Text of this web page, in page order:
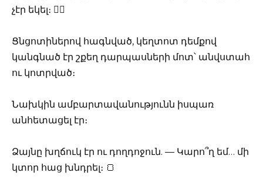
չէր եկել։ 🚶‍♀️
Ցնցոտիներով հագնված, կեղտոտ դեմքով
կանգնած էր շքեղ դարպասների մոտ՝ անվստահ
ու կոտրված։
Նախկին ամբարտավանությունն իսպառ
անհետացել էր։
Ձայնը խղճուկ էր ու դողդոջուն. — Կարո՞ղ եմ… մի
կտոր հաց խնդրել։ 🍞